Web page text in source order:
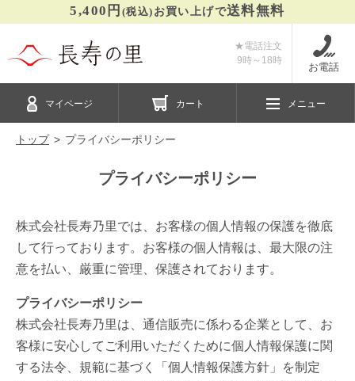
5,400円 (税込) お買い上げで送料無料
★電話注文
9時～ 18時
お電話
マイページ カート メニュー
トップ プライバシーポリシー
プライバシーポリシー
株式会社長寿乃里では、お客様の個人情報の保護を徹底
して行っております。お客様の個人情報は、最大限の注
意を払い、厳重に管理、保護されております。
プライバシーポリシー
株式会社長寿乃里は、通信販売に係わる企業として、お
客様に安心してご利用いただくために個人情報保護に関
する法令、規範に基づく「個人情報保護方針」を制定